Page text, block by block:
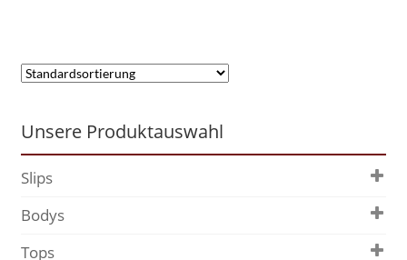
Unsere Produktauswahl
Slips
Bodys
Tops